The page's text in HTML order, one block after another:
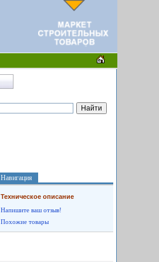
Навигация
Техническое описание
Напишите ваш отзыв!
Похожие товары